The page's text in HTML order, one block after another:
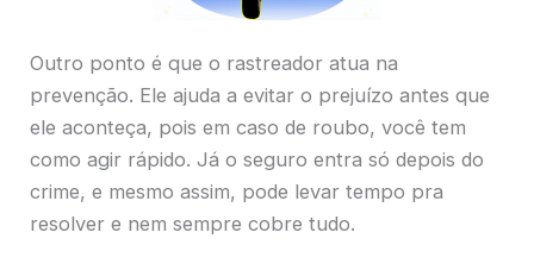
Outro ponto é que o rastreador atua na
prevenção. Ele ajuda a evitar o prejuízo antes que
ele aconteça, pois em caso de roubo, você tem
como agir rápido. Já o seguro entra só depois do
crime, e mesmo assim, pode levar tempo pra
resolver e nem sempre cobre tudo.